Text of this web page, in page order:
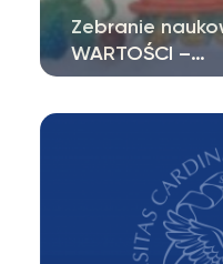
Zebranie
WARTOŚCI –…
zaprasza na